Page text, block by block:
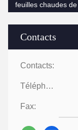
Contacts
Contacts:
Téléphone:
Fax:
feuilles chaudes